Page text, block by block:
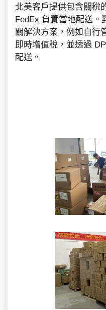
北美客戶提供包含關稅
FedEx 負責當地配送
關解決方案，例如自行
即時增值稅，並透過
配送。